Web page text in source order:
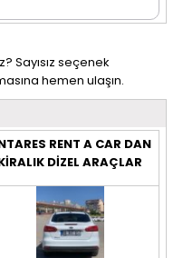
Sayısız seçenek
hemen ulaşın.
RENT A CAR DAN
DİZEL ARAÇLAR